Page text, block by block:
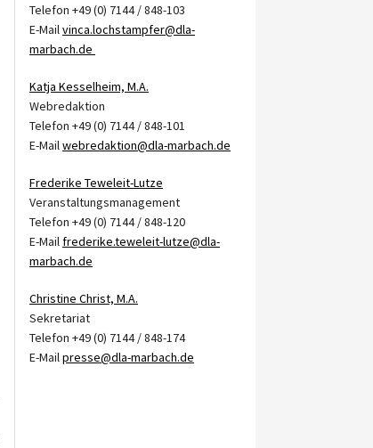
Telefon +49 (0) 7144 / 848-103
E-Mailvinca.lochstampfer@dla-
marbach.de
Katja Kesselheim, M.A.
Webredaktion
Telefon +49 (0) 7144 / 848-101
E-Mailwebredaktion@dla-marbach.de
Frederike Teweleit-Lutze
Veranstaltungsmanagement
Telefon +49 (0) 7144 / 848-120
E-Mailfrederike.teweleit-lutze@dla-
marbach.de
Christine Christ, M.A.
Sekretariat
Telefon +49 (0) 7144 / 848-174
E-Mailpresse@dla-marbach.de